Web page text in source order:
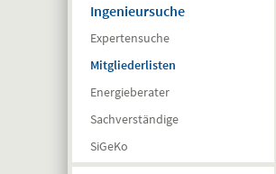
Ingenieursuche
Expertensuche
Mitgliederlisten
Energieberater
Sachverständige
SiGeKo